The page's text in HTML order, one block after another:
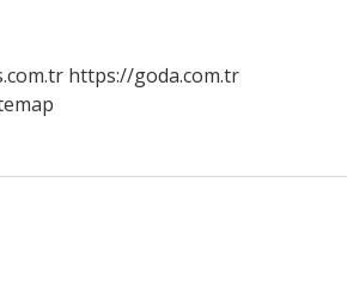
https://goda.com.tr